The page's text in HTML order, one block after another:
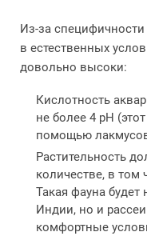
Из-за
в естественных
довольно высоки:
Кислотность
не более 4 pH
помощью
Растительность
количестве, в том
Такая фауна
Индии, но и
комфортные